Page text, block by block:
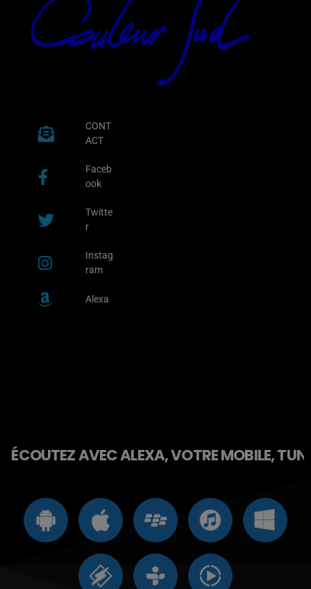
CONT
ACT
Faceb
ook
Twitte
r
Instag
ram
Alexa
ÉCOUTEZ AVEC ALEXA, VOTRE MOBILE,